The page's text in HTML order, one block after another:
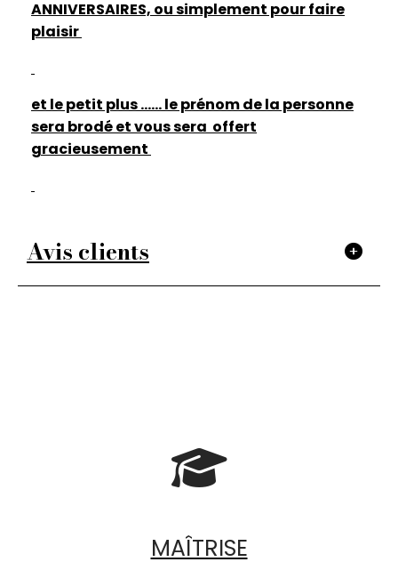
ANNIVERSAIRES, ou simplement pour faire
plaisir
et le petit plus ...... le prénom de la personne
sera brodé et vous sera offert
gracieusement
Avis clients

MAÎTRISE